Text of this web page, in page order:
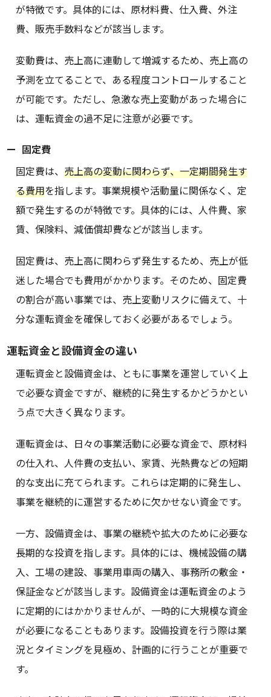
が特徴です。具体的には、原材料費、仕入費、外注
費、販売手数料などが該当します。
変動費は、売上高に連動して増減するため、売上高の
予測を立てることで、ある程度コントロールすること
が可能です。ただし、急激な売上変動があった場合に
は、運転資金の過不足に注意が必要です。
固定費
固定費は、売上高の変動に関わらず、一定期間発生す
る費用を指します。事業規模や活動量に関係なく、定
額で発生するのが特徴です。具体的には、人件費、家
賃、保険料、減価償却費などが該当します。
固定費は、売上高に関わらず発生するため、売上が低
迷した場合でも費用がかかります。そのため、固定費
の割合が高い事業では、売上変動リスクに備えて、十
分な運転資金を確保しておく必要があるでしょう。
運転資金と設備資金の違い
運転資金と設備資金は、ともに事業を運営していく上
で必要な資金ですが、継続的に発生するかどうかとい
う点で大きく異なります。
運転資金は、日々の事業活動に必要な資金で、原材料
の仕入れ、人件費の支払い、家賃、光熱費などの短期
的な支出に充てられます。これらは定期的に発生し、
事業を継続的に運営するために欠かせない資金です。
一方、設備資金は、事業の継続や拡大のために必要な
長期的な投資を指します。具体的には、機械設備の購
入、工場の建設、事業用車両の購入、事務所の敷金・
保証金などが該当します。設備資金は運転資金のよう
に定期的にはかかりませんが、一時的に大規模な資金
が必要になることもあります。設備投資を行う際は業
況とタイミングを見極め、計画的に行うことが重要で
す。